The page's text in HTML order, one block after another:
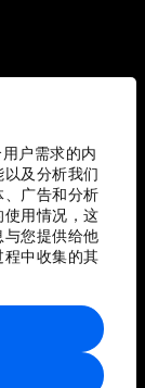
户需求的内
及分析我们
、广告和分析
用情况，这
您提供给他
中收集的其